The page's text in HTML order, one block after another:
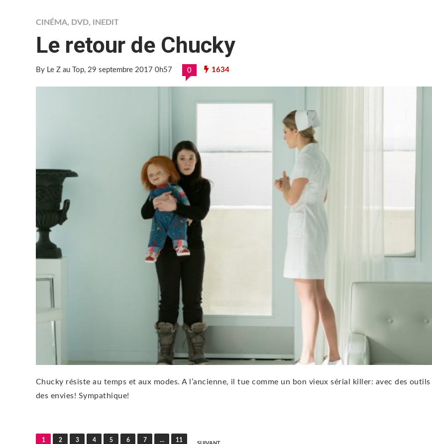
CINÉMA, DVD, INEDIT
Le retour de Chucky
By Le Z au Top, 29 septembre 2017 0h57 0 1634
Chucky résiste au temps et aux modes. A l’ancienne, il tue comme un bon vieux sérial killer: avec des
des envies! Sympathique!
Pagination
1 2 3 4 5 6 7 … 11